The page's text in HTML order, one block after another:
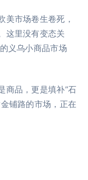
美市场卷生卷死，
这里没有变态关
义乌小商品市场
商品，更是填补”石
铺路的市场，正在